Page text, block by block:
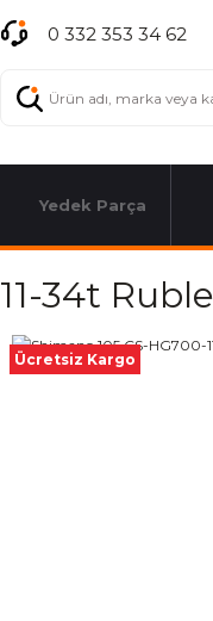
0 332 353 34 62
Yedek Parça
11-34t Ruble
Ücretsiz Kargo